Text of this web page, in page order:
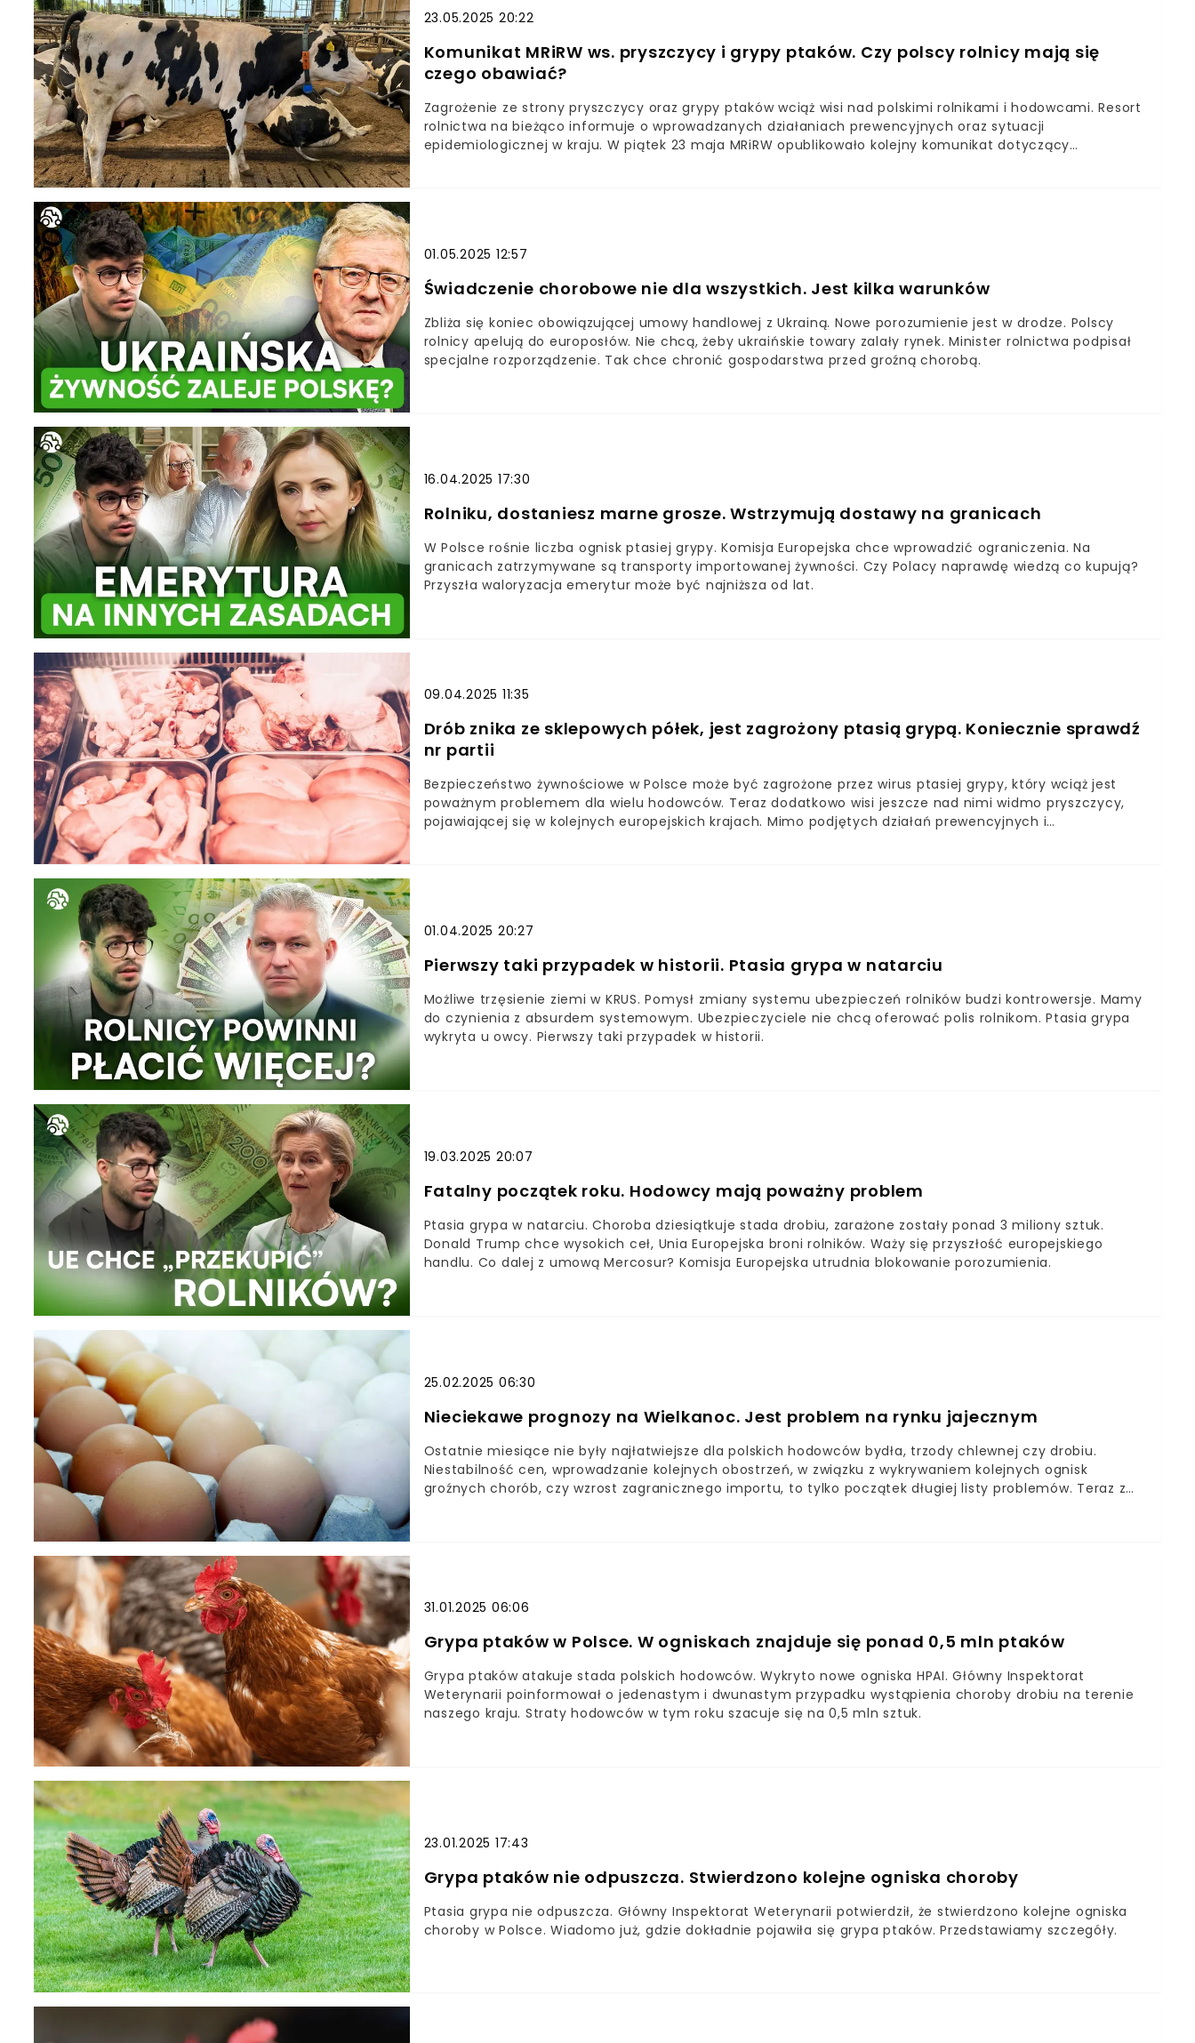
23.05.2025 20:22
Komunikat MRiRW ws. pryszczycy i grypy ptaków. Czy polscy rolnicy mają się
czego obawiać?
Zagrożenie ze strony pryszczycy oraz grypy ptaków wciąż wisi nad polskimi rolnikami i hodowcami. Resort
rolnictwa na bieżąco informuje o wprowadzanych działaniach prewencyjnych oraz sytuacji
epidemiologicznej w kraju. W piątek 23 maja MRiRW opublikowało kolejny komunikat dotyczący
01.05.2025 12:57
Świadczenie chorobowe nie dla wszystkich. Jest kilka warunków
Zbliża się koniec obowiązującej umowy handlowej z Ukrainą. Nowe porozumienie jest w drodze. Polscy
rolnicy apelują do europosłów. Nie chcą, żeby ukraińskie towary zalały rynek. Minister rolnictwa podpisał
specjalne rozporządzenie. Tak chce chronić gospodarstwa przed groźną chorobą.
16.04.2025 17:30
Rolniku, dostaniesz marne grosze. Wstrzymują dostawy na granicach
W Polsce rośnie liczba ognisk ptasiej grypy. Komisja Europejska chce wprowadzić ograniczenia. Na
granicach zatrzymywane są transporty importowanej żywności. Czy Polacy naprawdę wiedzą co kupują?
Przyszła waloryzacja emerytur może być najniższa od lat.
09.04.2025 11:35
Drób znika ze sklepowych półek, jest zagrożony ptasią grypą. Koniecznie sprawdź
nr partii
Bezpieczeństwo żywnościowe w Polsce może być zagrożone przez wirus ptasiej grypy, który wciąż jest
poważnym problemem dla wielu hodowców. Teraz dodatkowo wisi jeszcze nad nimi widmo pryszczycy,
pojawiającej się w kolejnych europejskich krajach. Mimo podjętych działań prewencyjnych i
01.04.2025 20:27
Pierwszy taki przypadek w historii. Ptasia grypa w natarciu
Możliwe trzęsienie ziemi w KRUS. Pomysł zmiany systemu ubezpieczeń rolników budzi kontrowersje. Mamy
do czynienia z absurdem systemowym. Ubezpieczyciele nie chcą oferować polis rolnikom. Ptasia grypa
wykryta u owcy. Pierwszy taki przypadek w historii.
19.03.2025 20:07
Fatalny początek roku. Hodowcy mają poważny problem
Ptasia grypa w natarciu. Choroba dziesiątkuje stada drobiu, zarażone zostały ponad 3 miliony sztuk.
Donald Trump chce wysokich ceł, Unia Europejska broni rolników. Waży się przyszłość europejskiego
handlu. Co dalej z umową Mercosur? Komisja Europejska utrudnia blokowanie porozumienia.
25.02.2025 06:30
Nieciekawe prognozy na Wielkanoc. Jest problem na rynku jajecznym
Ostatnie miesiące nie były najłatwiejsze dla polskich hodowców bydła, trzody chlewnej czy drobiu.
Niestabilność cen, wprowadzanie kolejnych obostrzeń, w związku z wykrywaniem kolejnych ognisk
groźnych chorób, czy wzrost zagranicznego importu, to tylko początek długiej listy problemów. Teraz z
31.01.2025 06:06
Grypa ptaków w Polsce. W ogniskach znajduje się ponad 0,5 mln ptaków
Grypa ptaków atakuje stada polskich hodowców. Wykryto nowe ogniska HPAI. Główny Inspektorat
Weterynarii poinformował o jedenastym i dwunastym przypadku wystąpienia choroby drobiu na terenie
naszego kraju. Straty hodowców w tym roku szacuje się na 0,5 mln sztuk.
23.01.2025 17:43
Grypa ptaków nie odpuszcza. Stwierdzono kolejne ogniska choroby
Ptasia grypa nie odpuszcza. Główny Inspektorat Weterynarii potwierdził, że stwierdzono kolejne ogniska
choroby w Polsce. Wiadomo już, gdzie dokładnie pojawiła się grypa ptaków. Przedstawiamy szczegóły.